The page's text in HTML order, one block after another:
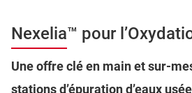
Nexelia™ pour
Une offre clé en main et sur-
stations d’épuration d’eaux